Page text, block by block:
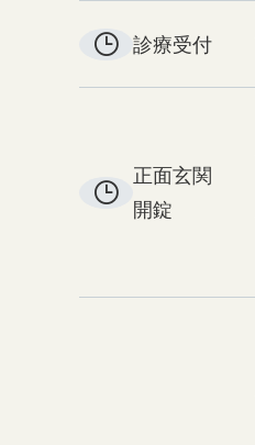
診療受付
正面玄関
開錠